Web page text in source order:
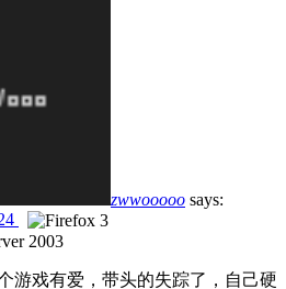
zwwooooo says:
游戏有爱，带头的失踪了，自己硬